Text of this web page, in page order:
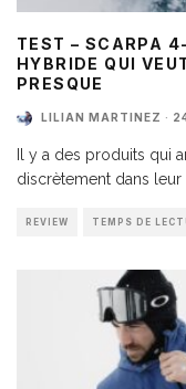
TEST – SCARPA
HYBRIDE QUI
PRESQUE
LILIAN MARTINEZ ·
Il y a des produits qui
discrètement dans
REVIEW TEMPS DE